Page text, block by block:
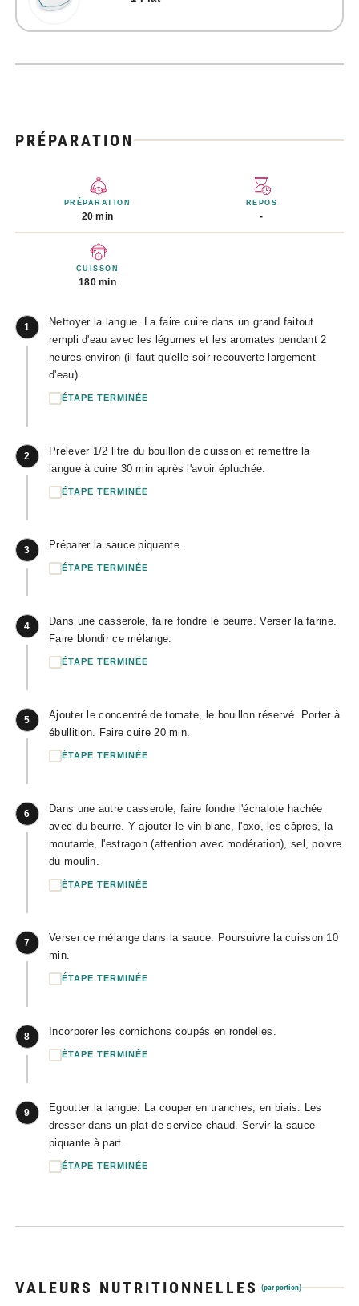
PRÉPARATION
PRÉPARATION
20 min
REPOS
-
CUISSON
180 min
1
Nettoyer la langue. La faire cuire dans un grand faitout
rempli d'eau avec les légumes et les aromates pendant 2
heures environ (il faut qu'elle soir recouverte largement
d'eau).
ÉTAPE TERMINÉE
2
Prélever 1/2 litre du bouillon de cuisson et remettre la
langue à cuire 30 min après l'avoir épluchée.
ÉTAPE TERMINÉE
3 Préparer la sauce piquante.
ÉTAPE TERMINÉE
4
Dans une casserole, faire fondre le beurre. Verser la farine.
Faire blondir ce mélange.
ÉTAPE TERMINÉE
5
Ajouter le concentré de tomate, le bouillon réservé. Porter à
ébullition. Faire cuire 20 min.
ÉTAPE TERMINÉE
6
Dans une autre casserole, faire fondre l'échalote hachée
avec du beurre. Y ajouter le vin blanc, l'oxo, les câpres, la
moutarde, l'estragon (attention avec modération), sel, poivre
du moulin.
ÉTAPE TERMINÉE
7
Verser ce mélange dans la sauce. Poursuivre la cuisson 10
min.
ÉTAPE TERMINÉE
8 Incorporer les cornichons coupés en rondelles.
ÉTAPE TERMINÉE
9
Egoutter la langue. La couper en tranches, en biais. Les
dresser dans un plat de service chaud. Servir la sauce
piquante à part.
ÉTAPE TERMINÉE
VALEURS NUTRITIONNELLES (par portion)